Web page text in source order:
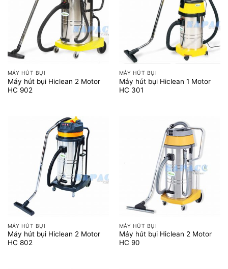
MÁY HÚT BỤI
Máy hút bụi Hiclean 2 Motor
HC 902
MÁY HÚT BỤI
Máy hút bụi Hiclean 1 Motor
HC 301
MÁY HÚT BỤI
Máy hút bụi Hiclean 2 Motor
HC 802
MÁY HÚT BỤI
Máy hút bụi Hiclean 2 Motor
HC 90